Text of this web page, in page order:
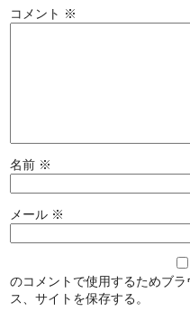
コメント ※
名前 ※
メール ※
のコメントで使用するためブ
ス、サイトを保存する。